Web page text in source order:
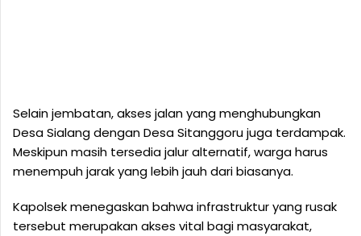
Selain jembatan, akses jalan yang menghubungkan
Desa Sialang dengan Desa Sitanggoru juga terdampak.
Meskipun masih tersedia jalur alternatif, warga harus
menempuh jarak yang lebih jauh dari biasanya.
Kapolsek menegaskan bahwa infrastruktur yang rusak
tersebut merupakan akses vital bagi masyarakat,